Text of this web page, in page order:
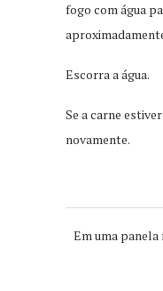
fogo com água
Escorra a água.
Se a carne
novamente.
Em uma panela